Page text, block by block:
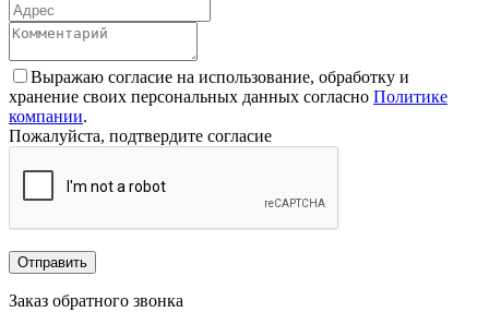
Выражаю согласие на использование, обработку и
хранение своих персональных данных согласно Политике
компании.
Пожалуйста, подтвердите согласие
Отправить
Заказ обратного звонка